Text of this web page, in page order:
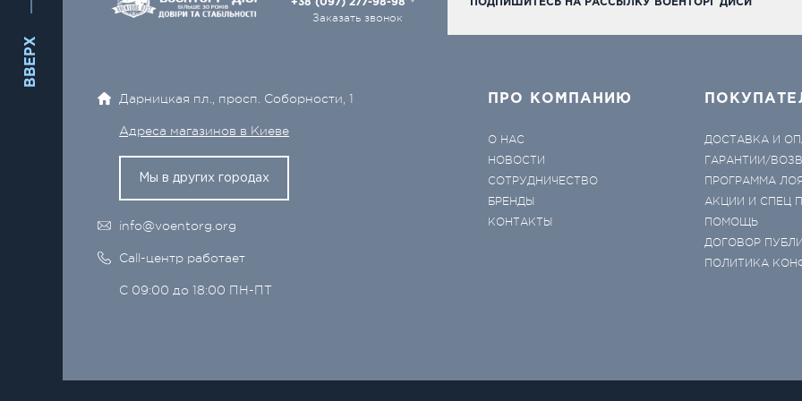
ВВЕРХ
+38 (097) 277-98-98
Заказать звонок
ПОДПИШИТЕСЬ НА РАССЫЛКУ ВОЕНТОРГ ДИСИ
Дарницкая пл., просп. Соборности, 1
Адреса магазинов в Киеве
Мы в других городах
info@voentorg.org
Call-центр работает
С 09:00 до 18:00 ПН-ПТ
ПРО КОМПАНИЮ
О НАС
НОВОСТИ
СОТРУДНИЧЕСТВО
БРЕНДЫ
КОНТАКТЫ
ДОСТАВКА И
ГАРАНТИИ/
ПРОГРАММА
АКЦИИ И СПЕЦ
ПОМОЩЬ
ДОГОВОР
ПОЛИТИКА